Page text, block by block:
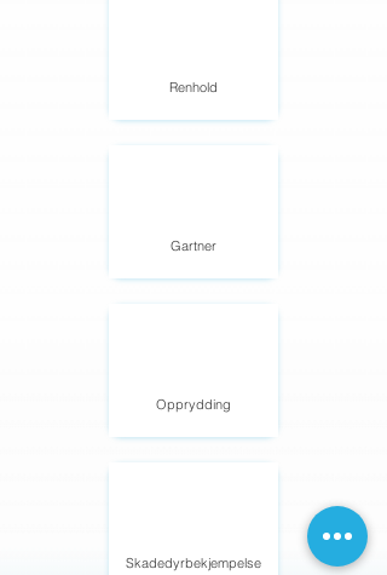
Renhold
Gartner
Opprydding
Skadedyrbekjempelse